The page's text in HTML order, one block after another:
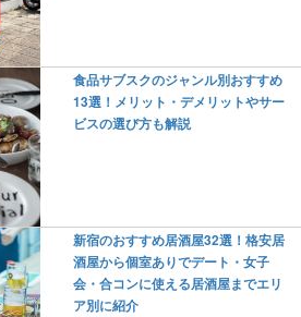
食品サブスクのジャンル別おすすめ
13選！メリット・デメリットやサー
ビスの選び方も解説
新宿のおすすめ居酒屋32選！格安居
酒屋から個室ありでデート・女子
会・合コンに使える居酒屋までエリ
ア別に紹介